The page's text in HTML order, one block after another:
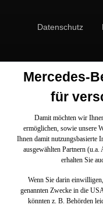
Datenschutz
Mercedes-
für
Damit möchten wir
ermöglichen, sowie unsere
Ihnen damit nutzungsbasierte
ausgewählten Partnern
erhalten Sie
Wenn Sie darin
genannten Zwecke in die
könnten z. B. Behörden